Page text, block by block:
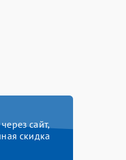
сайт,
скидка